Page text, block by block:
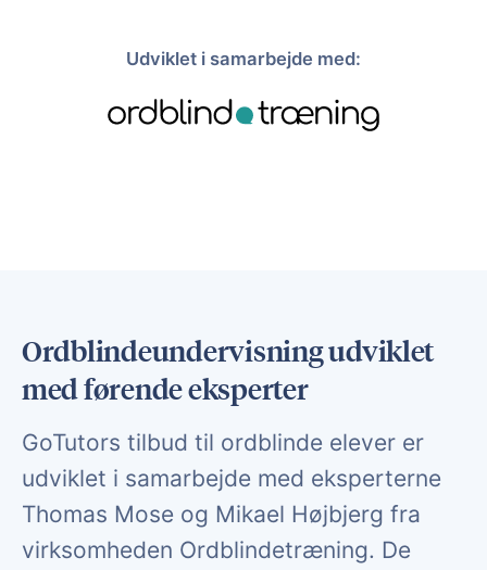
Udviklet i samarbejde med:
Ordblindeundervisning udviklet
med førende eksperter
GoTutors tilbud til ordblinde elever er
udviklet i samarbejde med eksperterne
Thomas Mose og Mikael Højbjerg fra
virksomheden Ordblindetræning. De